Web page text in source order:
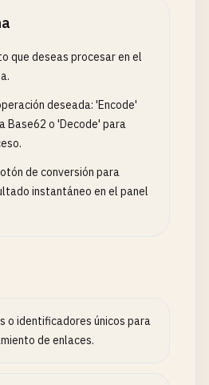
que deseas procesar en el
deseada: 'Encode'
Base62 o 'Decode' para
de conversión para
instantáneo en el panel
o identificadores únicos para
de enlaces.